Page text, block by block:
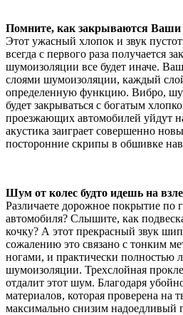
Помните, как закрываются Ваши
Этот ужасный хлопок и звук
всегда с первого раза получается
шумоизоляции все будет иначе.
слоями шумоизоляции, каждый
определенную функцию. Вибро,
будет закрываться с богатым
проезжающих автомобилей уйдут
акустика заиграет совершенно
посторонние скрипы в обшивке
Шум от колес будто идешь на
Различаете дорожное покрытие по
автомобиля? Слышите, как
кочку? А этот прекрасный звук
сожалению это связано с тонким
ногами, и практически полностью
шумоизоляции. Трехслойная
отдалит этот шум. Благодаря
материалов, которая проверена на
максимально снизим надоедливый